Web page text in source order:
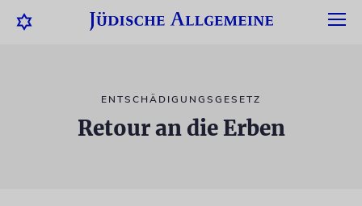
ENTSCHÄDIGUNGSGESETZ
Retour an die Erben